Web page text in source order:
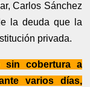
Carlos Sánchez
la deuda que la
privada.
sin cobertura a
varios días,